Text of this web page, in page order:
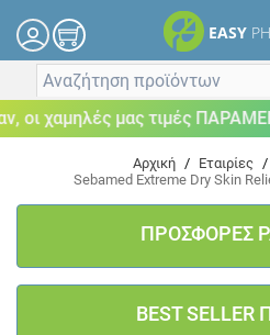
EASY
χαμηλές μας τιμές
Αρχική / Εταιρίες /
Sebamed Extreme Dry Skin
ΠΡΟΣΦΟΡΕΣ
BEST